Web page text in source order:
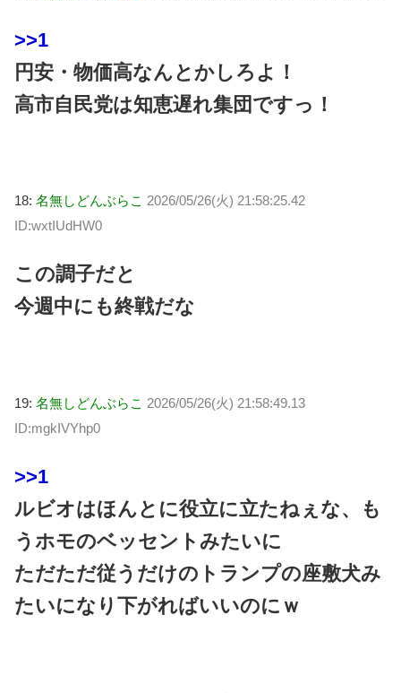
>>1
円安・物価高なんとかしろよ！
高市自民党は知恵遅れ集団ですっ！
18: 名無しどんぶらこ 2026/05/26(火) 21:58:25.42
ID:wxtIUdHW0
この調子だと
今週中にも終戦だな
19: 名無しどんぶらこ 2026/05/26(火) 21:58:49.13
ID:mgkIVYhp0
>>1
ルビオはほんとに役立に立たねぇな、も
うホモのベッセントみたいに
ただただ従うだけのトランプの座敷犬み
たいになり下がればいいのにｗ